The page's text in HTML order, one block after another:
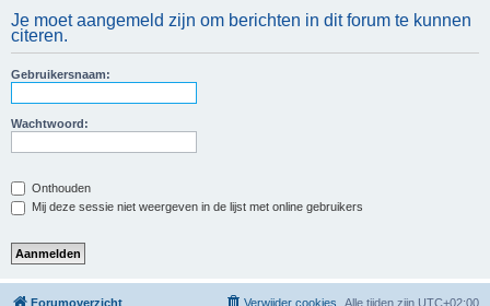
Je moet aangemeld zijn om berichten in dit forum te kunnen
citeren.
Gebruikersnaam:
Wachtwoord:
Onthouden
Mij deze sessie niet weergeven in de lijst met online gebruikers
Forumoverzicht Alle tijden zijn UTC+02:00
Verwijder cookies